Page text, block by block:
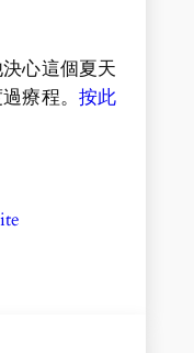
心這個夏天
療程。按此